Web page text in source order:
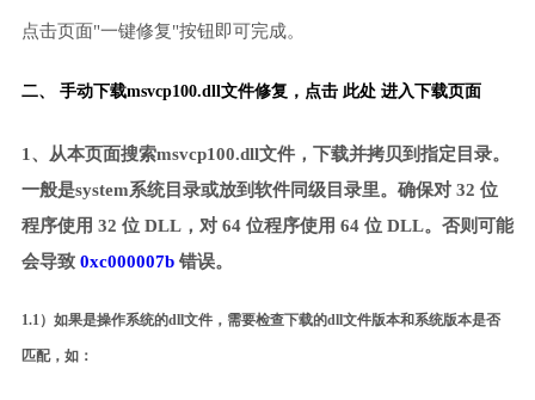
点击页面"一键修复"按钮即可完成。
二、 手动下载msvcp100.dll文件修复， 点击 此处 进入下载页面
1、从本页面搜索msvcp100.dll文件，下载并拷贝到指定目录。
一般是system系统目录或放到软件同级目录里。确保对 32 位
程序使用 32 位 DLL，对 64 位程序使用 64 位 DLL。否则可能
会导致 0xc000007b错误。
1.1）如果是操作系统的dll文件，需要检查下载的dll文件版本和系统版本是否
匹配，如：